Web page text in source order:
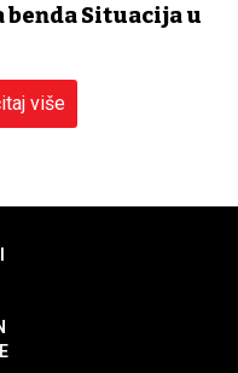
benda Situacija u
više